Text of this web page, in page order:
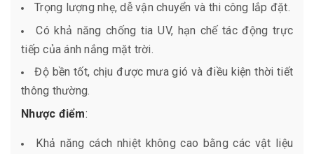
Trọng lượng nhẹ, dễ vận chuyển và thi công lắp đặt.
Có khả năng chống tia UV, hạn chế tác động trực
tiếp của ánh nắng mặt trời.
Độ bền tốt, chịu được mưa gió và điều kiện thời tiết
thông thường.
Nhược điểm:
Khả năng cách nhiệt không cao bằng các vật liệu